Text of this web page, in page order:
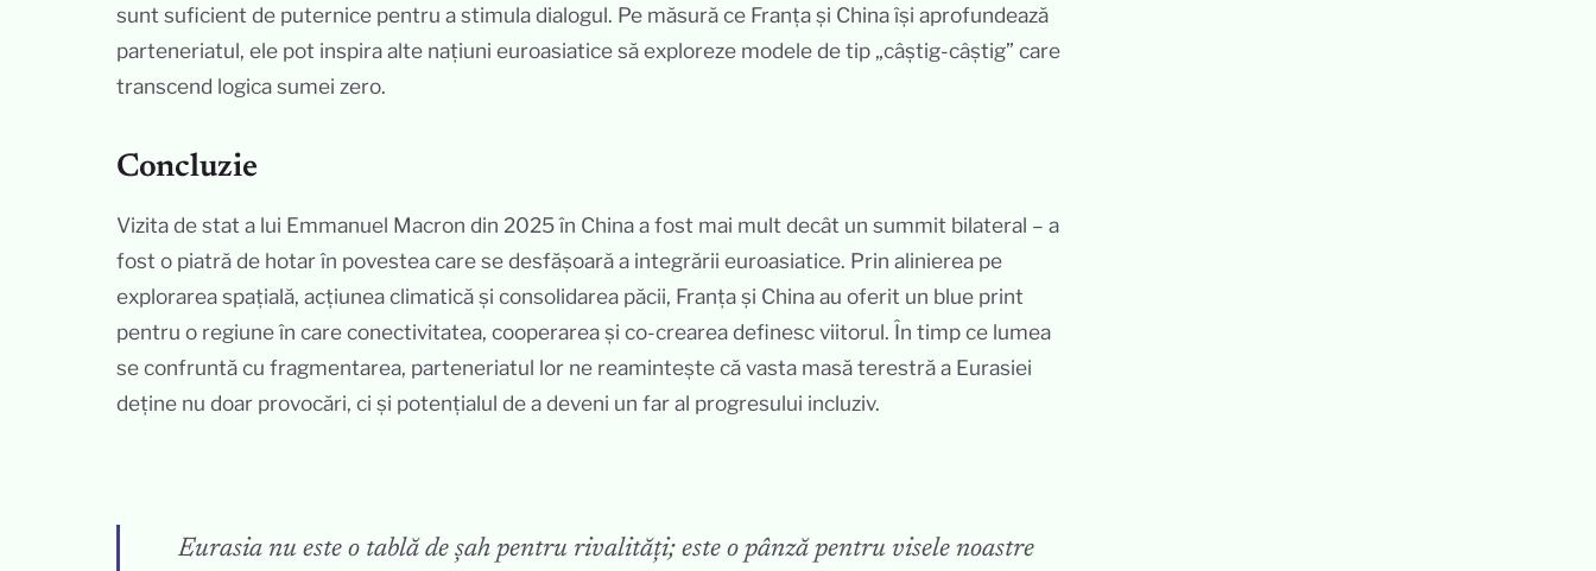
sunt suficient de puternice pentru a stimula dialogul. Pe măsură ce Franța și China își aprofundează
parteneriatul, ele pot inspira alte națiuni euroasiatice să exploreze modele de tip „câștig-câștig” care
transcend logica sumei zero.
Concluzie
Vizita de stat a lui Emmanuel Macron din 2025 în China a fost mai mult decât un summit bilateral – a
fost o piatră de hotar în povestea care se desfășoară a integrării euroasiatice. Prin alinierea pe
explorarea spațială, acțiunea climatică și consolidarea păcii, Franța și China au oferit un blue print
pentru o regiune în care conectivitatea, cooperarea și co-crearea definesc viitorul. În timp ce lumea
se confruntă cu fragmentarea, parteneriatul lor ne reamintește că vasta masă terestră a Eurasiei
deține nu doar provocări, ci și potențialul de a deveni un far al progresului incluziv.
Eurasia nu este o tablă de șah pentru rivalități; este o pânză pentru visele noastre